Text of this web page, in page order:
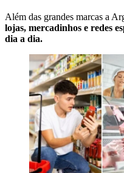
Além das grandes marcas a
lojas, mercadinhos e redes
dia a dia.